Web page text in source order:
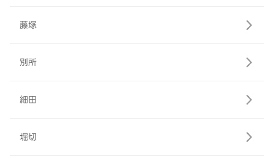
藤塚
別所
細田
堀切